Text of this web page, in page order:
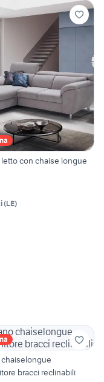
con chaise longue
(LE)
bracci reclinabili